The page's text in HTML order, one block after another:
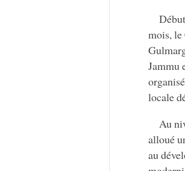
mois, le
Jammu
locale
Au
alloué
au